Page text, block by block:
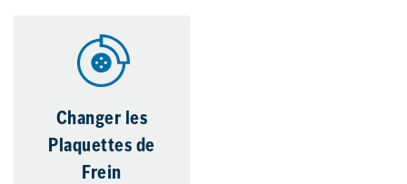
Changer les
Plaquettes de
Frein